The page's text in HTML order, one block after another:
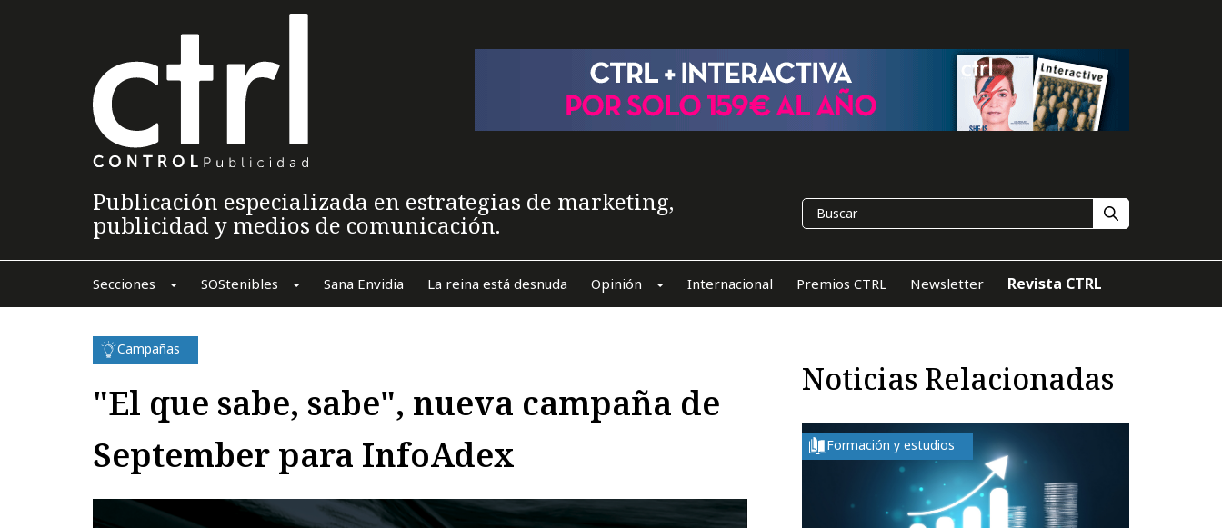
Publicación especializada en estrategias de marketing,
publicidad y medios de comunicación.
Secciones SOStenibles Sana Envidia La reina está desnuda Opinión Internacional Premios CTRL Newsletter Revista CTRL
Campañas
"El que sabe, sabe", nueva campaña de
September para InfoAdex
Noticias Relacionadas
Formación y estudios